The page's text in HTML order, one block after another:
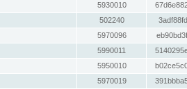
5930010
502240
5970096
5990011
5950010
5970019